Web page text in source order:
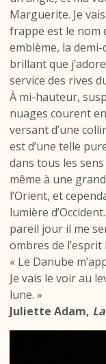
Marguerite. Je
frappe est le nom
emblème, la
brillant que
service des rives
À mi-hauteur,
nuages courent
versant d’une
est d’une telle
dans tous les
même à une
l’Orient, et
lumière
pareil jour il me
ombres de l’esprit
« Le Danube
Je vais le voir au
lune. »
Juliette Adam,